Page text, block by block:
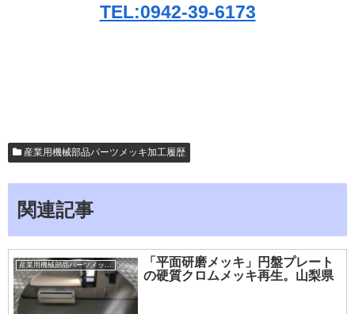
TEL:0942-39-6173
産業用機械部品パーツメッキ加工履歴
関連記事
「平面研磨メッキ」円盤プレート
の硬質クロムメッキ再生。山梨県